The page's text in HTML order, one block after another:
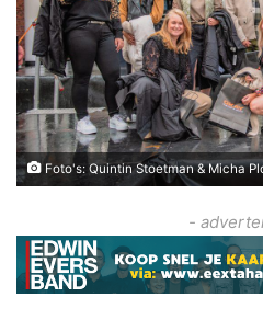
Foto's: Quintin Stoetman & Micha
-